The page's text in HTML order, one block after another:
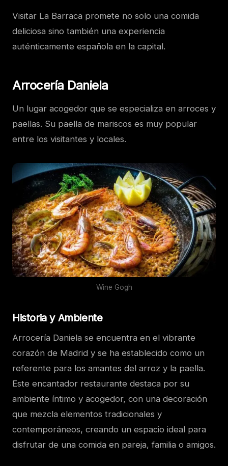
Visitar La Barraca promete no solo una comida
deliciosa sino también una experiencia
auténticamente española en la capital.
Arrocería Daniela
Un lugar acogedor que se especializa en arroces y
paellas. Su paella de mariscos es muy popular
entre los visitantes y locales.
Wine Gogh
Historia y Ambiente
Arrocería Daniela se encuentra en el vibrante
corazón de Madrid y se ha establecido como un
referente para los amantes del arroz y la paella.
Este encantador restaurante destaca por su
ambiente íntimo y acogedor, con una decoración
que mezcla elementos tradicionales y
contemporáneos, creando un espacio ideal para
disfrutar de una comida en pareja, familia o amigos.